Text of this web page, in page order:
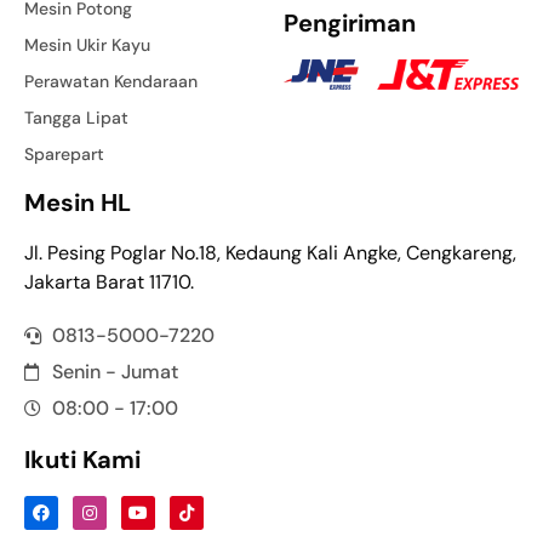
Mesin Potong
Mesin Ukir Kayu
Perawatan Kendaraan
Tangga Lipat
Sparepart
Pengiriman
Mesin HL
Jl. Pesing Poglar No.18, Kedaung Kali Angke, Cengkareng,
Jakarta Barat 11710.
0813-5000-7220
Senin - Jumat
08:00 - 17:00
Ikuti Kami